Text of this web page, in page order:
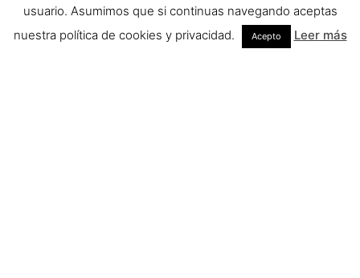
Si estás leyendo esto es porque eres un amante del
café… y de la tecnología. A pesar de que en este
usuario. Asumimos que si continuas navegando aceptas
nuestra política de cookies y privacidad.
Acepto Leer más